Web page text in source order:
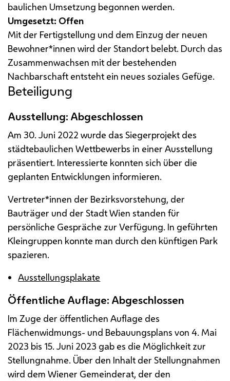
baulichen Umsetzung begonnen werden.
Umgesetzt: Offen
Mit der Fertigstellung und dem Einzug der neuen
Bewohner*innen wird der Standort belebt. Durch das
Zusammenwachsen mit der bestehenden
Nachbarschaft entsteht ein neues soziales Gefüge.
Beteiligung
Ausstellung: Abgeschlossen
Am 30. Juni 2022 wurde das Siegerprojekt des
städtebaulichen Wettbewerbs in einer Ausstellung
präsentiert. Interessierte konnten sich über die
geplanten Entwicklungen informieren.
Vertreter*innen der Bezirksvorstehung, der
Bauträger und der Stadt Wien standen für
persönliche Gespräche zur Verfügung. In geführten
Kleingruppen konnte man durch den künftigen Park
spazieren.
Ausstellungsplakate
Öffentliche Auflage: Abgeschlossen
Im Zuge der öffentlichen Auflage des
Flächenwidmungs- und Bebauungsplans von 4. Mai
2023 bis 15. Juni 2023 gab es die Möglichkeit zur
Stellungnahme. Über den Inhalt der Stellungnahmen
wird dem Wiener Gemeinderat, der den